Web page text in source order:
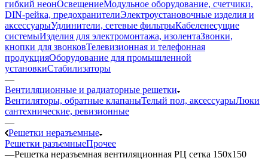
гибкий неонОсвещениеМодульное оборудование, счетчики,
DIN-рейка, предохранителиЭлектроустановочные изделия и
аксессуарыУдлинители, сетевые фильтрыКабеленесущие
системыИзделия для электромонтажа, изолентаЗвонки,
кнопки для звонковТелевизионная и телефонная
продукцияОборудование для промышленной
установкиСтабилизаторы
—
Вентиляционные и радиаторные решетки
Вентиляторы, обратные клапаныТелый пол, аксессуарыЛюки
сантехнические, ревизионные
—
Решетки неразъемные
Решетки разъемныеПрочее
—Решетка неразъемная вентиляционная РЦ сетка 150х150